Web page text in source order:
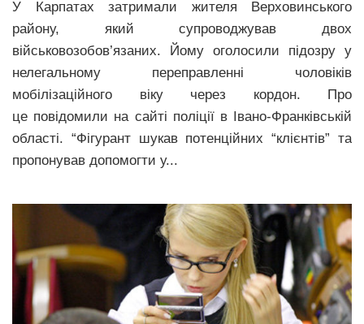
У Карпатах затримали жителя Верховинського
району, який супроводжував двох
військовозобов’язаних. Йому оголосили підозру у
нелегальному переправленні чоловіків
мобілізаційного віку через кордон. Про
це повідомили на сайті поліції в Івано-Франківській
області. “Фігурант шукав потенційних “клієнтів” та
пропонував допомогти у...